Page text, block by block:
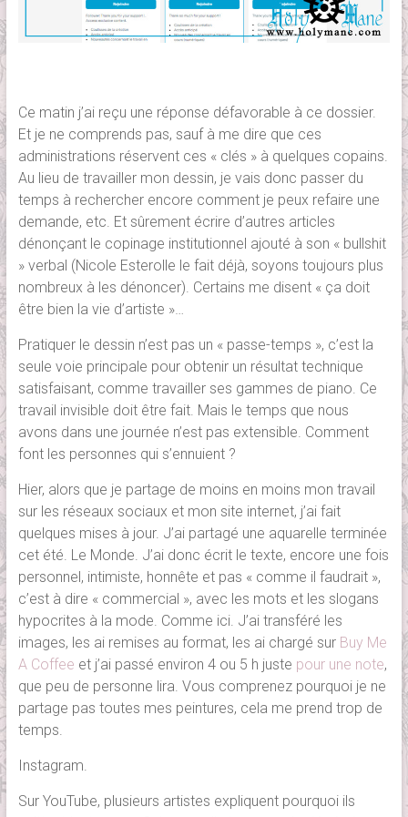
Ce matin j’ai reçu une réponse défavorable à ce dossier.
Et je ne comprends pas, sauf à me dire que ces
administrations réservent ces « clés » à quelques copains.
Au lieu de travailler mon dessin, je vais donc passer du
temps à rechercher encore comment je peux refaire une
demande, etc. Et sûrement écrire d’autres articles
dénonçant le copinage institutionnel ajouté à son « bullshit
» verbal (Nicole Esterolle le fait déjà, soyons toujours plus
nombreux à les dénoncer). Certains me disent « ça doit
être bien la vie d’artiste »…
Pratiquer le dessin n’est pas un « passe-temps », c’est la
seule voie principale pour obtenir un résultat technique
satisfaisant, comme travailler ses gammes de piano. Ce
travail invisible doit être fait. Mais le temps que nous
avons dans une journée n’est pas extensible. Comment
font les personnes qui s’ennuient ?
Hier, alors que je partage de moins en moins mon travail
sur les réseaux sociaux et mon site internet, j’ai fait
quelques mises à jour. J’ai partagé une aquarelle terminée
cet été. Le Monde. J’ai donc écrit le texte, encore une fois
personnel, intimiste, honnête et pas « comme il faudrait »,
c’est à dire « commercial », avec les mots et les slogans
hypocrites à la mode. Comme ici. J’ai transféré les
images, les ai remises au format, les ai chargé sur Buy Me
A Coffee et j’ai passé environ 4 ou 5 h juste pour une note,
que peu de personne lira. Vous comprenez pourquoi je ne
partage pas toutes mes peintures, cela me prend trop de
temps.
Instagram.
Sur YouTube, plusieurs artistes expliquent pourquoi ils